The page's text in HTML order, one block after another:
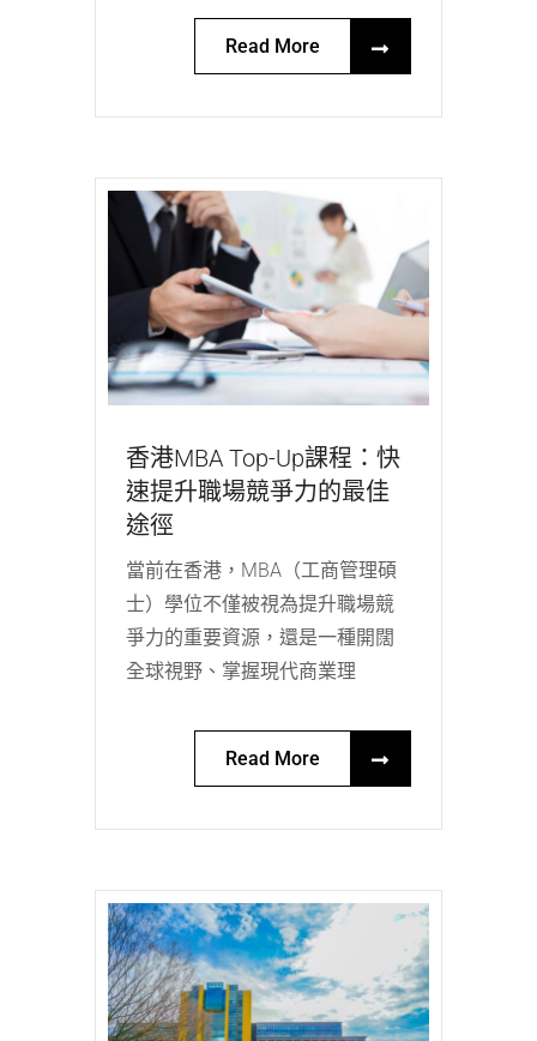
Read More
香港MBA Top-Up課程：快
速提升職場競爭力的最佳
途徑
當前在香港，MBA（工商管理碩
士）學位不僅被視為提升職場競
爭力的重要資源，還是一種開闊
全球視野、掌握現代商業理
Read More